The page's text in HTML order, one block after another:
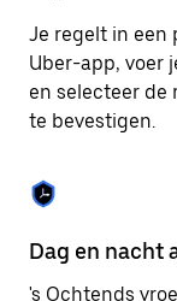
agenda
sluiten.
Je regelt in een
Uber-app, voer
en selecteer de
te bevestigen.
Dag en nacht
's Ochtends